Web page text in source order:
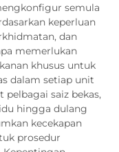
semula
keperluan
dan
memerlukan
khusus untuk
dalam setiap unit
saiz bekas,
hingga dulang
kecekapan
prosedur